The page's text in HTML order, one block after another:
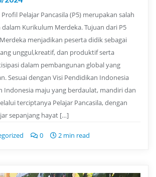
Pelajar Pancasila (P5) merupakan salah
Kurikulum Merdeka. Tujuan dari P5
menjadikan peserta didik sebagai
unggul,kreatif, dan produktif serta
dalam pembangunan global yang
Sesuai dengan Visi Pendidikan Indonesia
Indonesia maju yang berdaulat, mandiri dan
terciptanya Pelajar Pancasila, dengan
sepanjang hayat […]
0 2 min read